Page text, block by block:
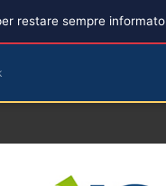
restare sempre informato